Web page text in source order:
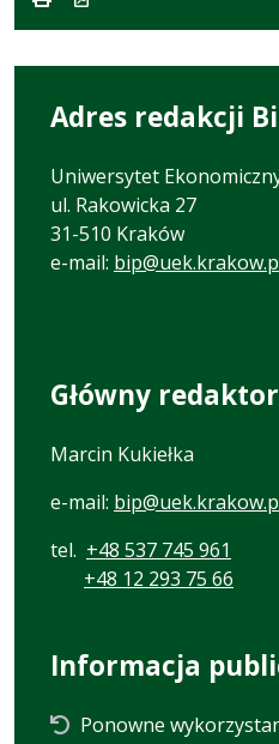
Adres redakcji
Uniwersytet
ul. Rakowicka 27
31-510 Kraków
e-mail:
Główny
Marcin Kukiełka
e-mail:
tel. +48 537 745 961
+48 12 293 75 66
Informacja
Ponowne